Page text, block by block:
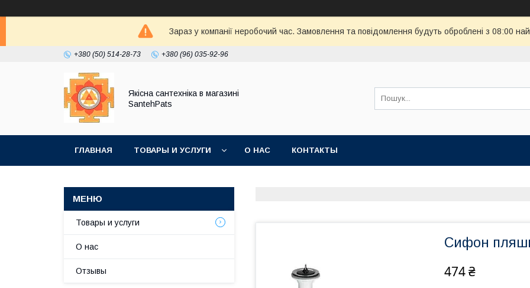
Зараз у компанії неробочий час. Замовлення та повідомлення будуть оброблені з 08:00
+380 (50) 514-28-73 +380 (96) 035-92-96
Якісна сантехніка в магазині
SantehPats
ГЛАВНАЯ ТОВАРЫ И УСЛУГИ О НАС КОНТАКТЫ
Сифон
474 ₴
Товары и услуги
О нас
Отзывы